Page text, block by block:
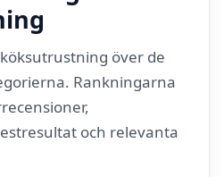
över de
Rankningarna
och relevanta